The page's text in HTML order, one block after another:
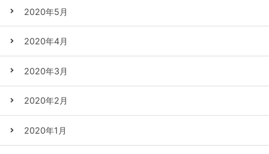
2020年5月
2020年4月
2020年3月
2020年2月
2020年1月